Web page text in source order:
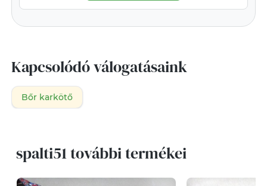
Kapcsolódó válogatásaink
Bőr karkötő
spalti51 további termékei